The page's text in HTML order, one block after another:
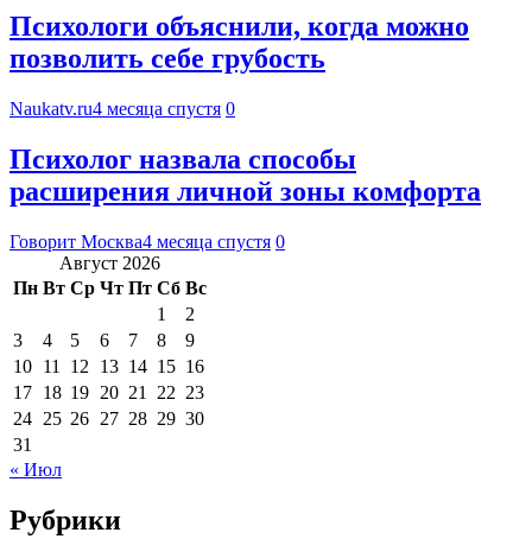
Психологи объяснили, когда можно
позволить себе грубость
Naukatv.ru4 месяца спустя 0
Психолог назвала способы
расширения личной зоны комфорта
Говорит Москва4 месяца спустя 0
Август 2026
Пн Вт Ср Чт Пт Сб Вс
1
2
3
4 5 6 7 8
9
10 11 12 13 14 15 16
17 18 19 20 21 22 23
24 25 26 27 28 29 30
31
« Июл
Рубрики